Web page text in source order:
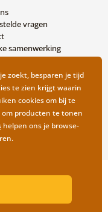
vragen
samenwerking
door
zoekt, besparen je tijd
te zien krijgt waarin
cookies om bij te
producten te tonen
helpen ons je browse-